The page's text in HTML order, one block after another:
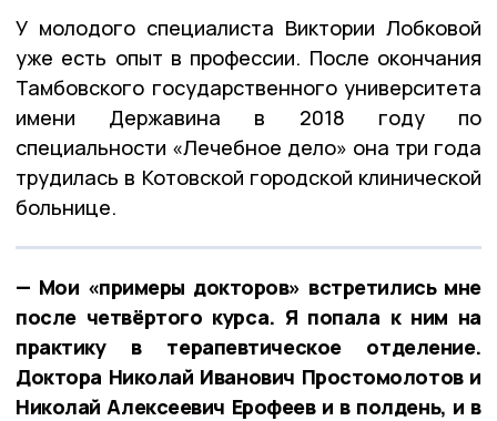
У молодого специалиста Виктории Лобковой
уже есть опыт в профессии. После окончания
Тамбовского государственного университета
имени Державина в 2018 году по
специальности «Лечебное дело» она три года
трудилась в Котовской городской клинической
больнице.
— Мои «примеры докторов» встретились мне
после четвёртого курса. Я попала к ним на
практику в терапевтическое отделение.
Доктора Николай Иванович Простомолотов и
Николай Алексеевич Ерофеев и в полдень, и в